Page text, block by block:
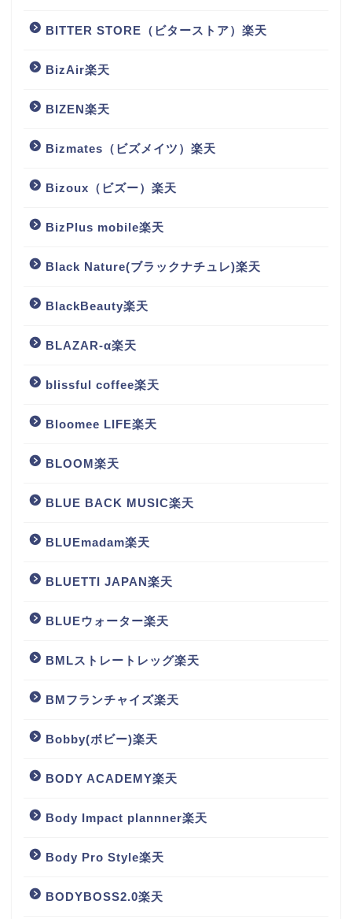
BITTER STORE（ビターストア）楽天
BizAir楽天
BIZEN楽天
Bizmates（ビズメイツ）楽天
Bizoux（ビズー）楽天
BizPlus mobile楽天
Black Nature(ブラックナチュレ)楽天
BlackBeauty楽天
BLAZAR-α楽天
blissful coffee楽天
Bloomee LIFE楽天
BLOOM楽天
BLUE BACK MUSIC楽天
BLUEmadam楽天
BLUETTI JAPAN楽天
BLUEウォーター楽天
BMLストレートレッグ楽天
BMフランチャイズ楽天
Bobby(ボビー)楽天
BODY ACADEMY楽天
Body Impact plannner楽天
Body Pro Style楽天
BODYBOSS2.0楽天